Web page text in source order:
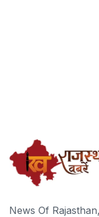
News Of